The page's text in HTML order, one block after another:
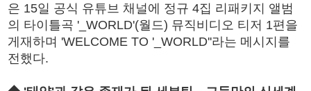
은 15일 공식 유튜브 채널에 정규 4집 리패키지 앨범
의 타이틀곡 '_WORLD'(월드) 뮤직비디오 티저 1편을
게재하며 'WELCOME TO '_WORLD''라는 메시지를
전했다.